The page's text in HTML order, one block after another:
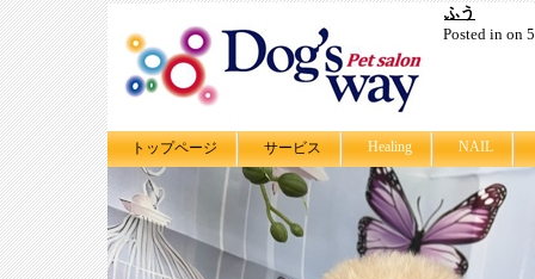
トップページ サービス Healing NAIL
ふう
Posted in on